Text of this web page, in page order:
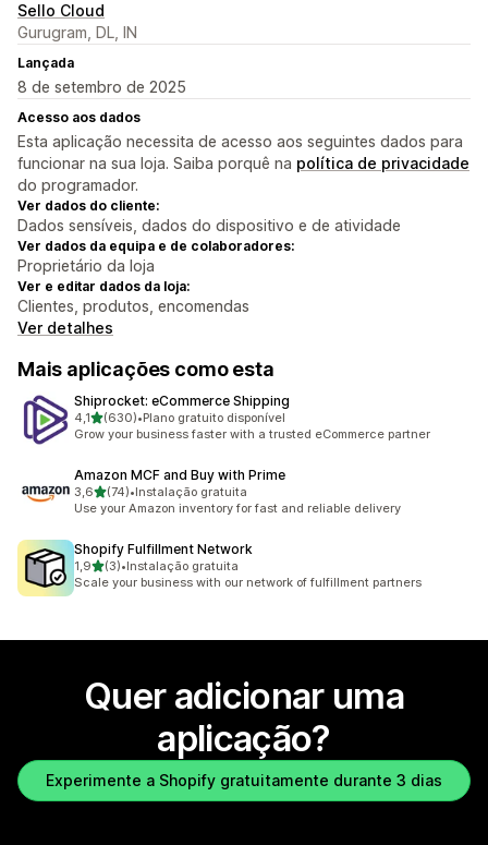
Sello Cloud
Gurugram, DL, IN
Lançada
8 de setembro de 2025
Acesso aos dados
Esta aplicação necessita de acesso aos seguintes dados para
funcionar na sua loja. Saiba porquê na política de privacidade
do programador.
Ver dados do cliente:
Dados sensíveis, dados do dispositivo e de atividade
Ver dados da equipa e de colaboradores:
Proprietário da loja
Ver e editar dados da loja:
Clientes, produtos, encomendas
Ver detalhes
Mais aplicações como esta
Shiprocket: eCommerce Shipping
4,1de 5 estrelas
(630)
630 total de avaliações
•Plano gratuito disponível
Grow your business faster with a trusted eCommerce partner
Amazon MCF and Buy with Prime
3,6de 5 estrelas
(74)
74 total de avaliações
•Instalação gratuita
Use your Amazon inventory for fast and reliable delivery
Shopify Fulfillment Network
1,9de 5 estrelas
(3)
3 total de avaliações
•Instalação gratuita
Scale your business with our network of fulfillment partners
Quer adicionar uma
aplicação?
Experimente a Shopify gratuitamente durante 3 dias